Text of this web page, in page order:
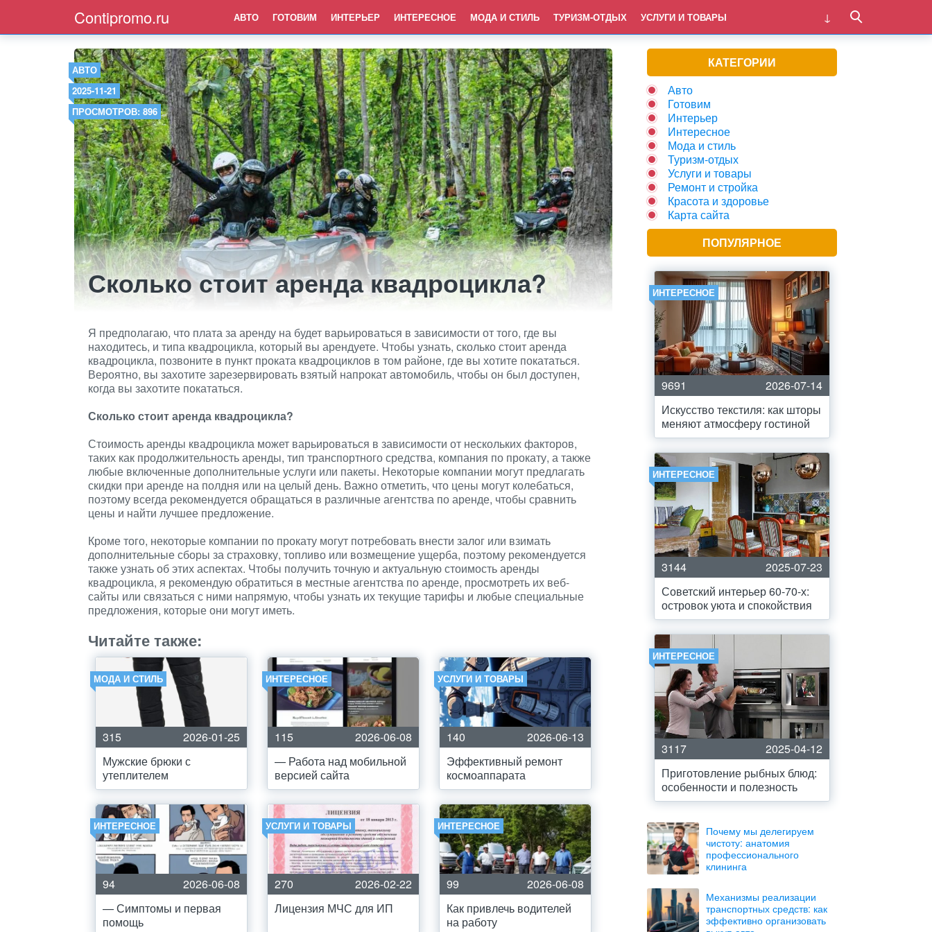
Contipromo.ru АВТО ГОТОВИМ ИНТЕРЬЕР ИНТЕРЕСНОЕ МОДА И СТИЛЬ ТУРИЗМ-ОТДЫХ УСЛУГИ И ТОВАРЫ
АВТО
2025-11-21
ПРОСМОТРОВ: 896
Сколько стоит аренда квадроцикла?
Я предполагаю, что плата за аренду на будет варьироваться в зависимости от того, где вы
находитесь, и типа квадроцикла, который вы арендуете. Чтобы узнать, сколько стоит аренда
квадроцикла, позвоните в пункт проката квадроциклов в том районе, где вы хотите покататься.
Вероятно, вы захотите зарезервировать взятый напрокат автомобиль, чтобы он был доступен,
когда вы захотите покататься.
Сколько стоит аренда квадроцикла?
Стоимость аренды квадроцикла может варьироваться в зависимости от нескольких факторов,
таких как продолжительность аренды, тип транспортного средства, компания по прокату, а также
любые включенные дополнительные услуги или пакеты. Некоторые компании могут предлагать
скидки при аренде на полдня или на целый день. Важно отметить, что цены могут колебаться,
поэтому всегда рекомендуется обращаться в различные агентства по аренде, чтобы сравнить
цены и найти лучшее предложение.
Кроме того, некоторые компании по прокату могут потребовать внести залог или взимать
дополнительные сборы за страховку, топливо или возмещение ущерба, поэтому рекомендуется
также узнать об этих аспектах. Чтобы получить точную и актуальную стоимость аренды
квадроцикла, я рекомендую обратиться в местные агентства по аренде, просмотреть их веб-
сайты или связаться с ними напрямую, чтобы узнать их текущие тарифы и любые специальные
предложения, которые они могут иметь.
Читайте также:
МОДА И СТИЛЬ
315
2026-01-25
Мужские брюки с
утеплителем
ИНТЕРЕСНОЕ
115
2026-06-08
— Работа над мобильной
версией сайта
УСЛУГИ И ТОВАРЫ
140
2026-06-13
Эффективный ремонт
космоаппарата
ИНТЕРЕСНОЕ
94
2026-06-08
— Симптомы и первая
помощь
УСЛУГИ И ТОВАРЫ
270
2026-02-22
Лицензия МЧС для ИП
ИНТЕРЕСНОЕ
99
2026-06-08
Как привлечь водителей
на работу
КАТЕГОРИИ
Авто
Готовим
Интерьер
Интересное
Мода и стиль
Туризм-отдых
Услуги и товары
Ремонт и стройка
Красота и здоровье
Карта сайта
ПОПУЛЯРНОЕ
ИНТЕРЕСНОЕ
9691
2026-07-14
Искусство текстиля: как шторы
меняют атмосферу гостиной
ИНТЕРЕСНОЕ
3144
2025-07-23
Советский интерьер 60-70-х:
островок уюта и спокойствия
ИНТЕРЕСНОЕ
3117
2025-04-12
Приготовление рыбных блюд:
особенности и полезность
Почему мы делегируем
чистоту: анатомия
профессионального
клининга
Механизмы реализации
транспортных средств: как
эффективно организовать